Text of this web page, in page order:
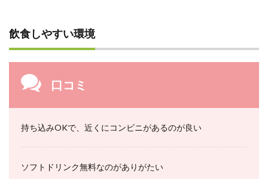
飲食しやすい環境
口コミ
持ち込みOKで、近くにコンビニがあるのが良い
ソフトドリンク無料なのがありがたい